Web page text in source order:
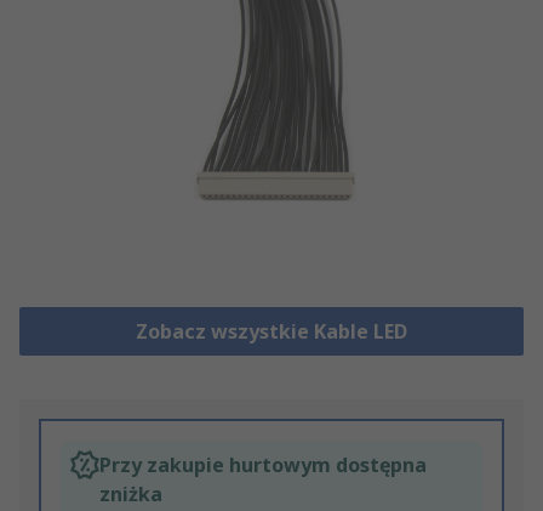
Zobacz wszystkie Kable LED
Przy zakupie hurtowym dostępna
zniżka